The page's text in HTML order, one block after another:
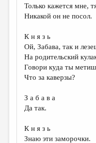
Только кажется мне,
Никакой он не посол.
К н я з ь
Ой, Забава, так и
На родительский
Говори куда ты
Что за каверзы?
З а б а в а
Да так.
К н я з ь
Знаю эти заморочки.